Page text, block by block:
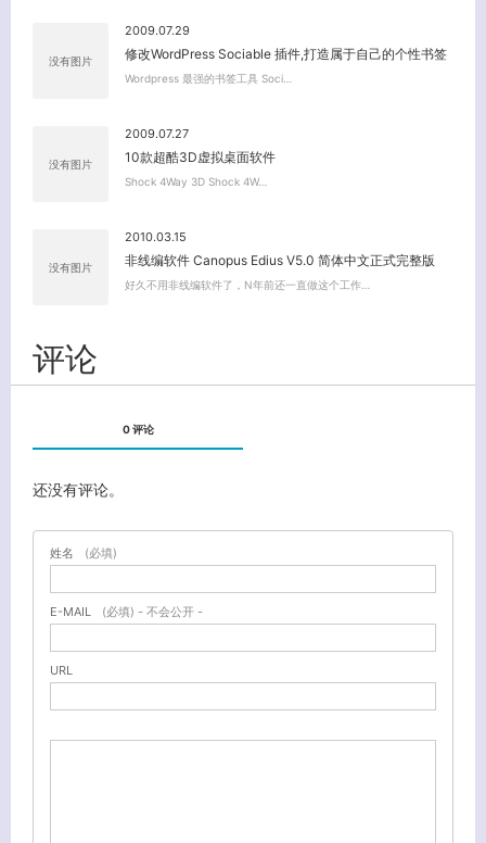
没有图片
2009.07.29
修改WordPress Sociable 插件,打造属于自己的个性书签
Wordpress 最强的书签工具 Soci…
没有图片
2009.07.27
10款超酷3D虚拟桌面软件
Shock 4Way 3D Shock 4W…
没有图片
2010.03.15
非线编软件 Canopus Edius V5.0 简体中文正式完整版
好久不用非线编软件了，N年前还一直做这个工作…
评论
0 评论
还没有评论。
姓名 (必填)
E-MAIL (必填) - 不会公开 -
URL